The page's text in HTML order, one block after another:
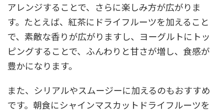
アレンジすることで、さらに楽しみ方が広がりま
す。たとえば、紅茶にドライフルーツを加えること
で、素敵な香りが広がりますし、ヨーグルトにトッ
ピングすることで、ふんわりと甘さが増し、食感が
豊かになります。
また、シリアルやスムージーに加えるのもおすすめ
です。朝食にシャインマスカットドライフルーツを